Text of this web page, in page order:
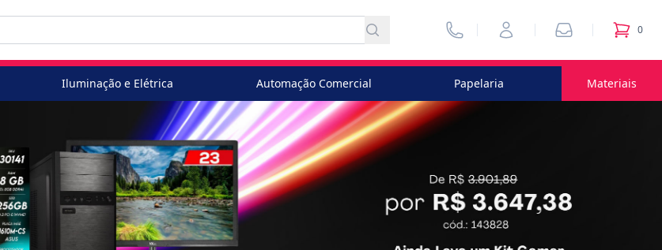
VendedoresMinha ContaPedidos 0
itens
Iluminação e Elétrica Automação Comercial Papelaria Materiais